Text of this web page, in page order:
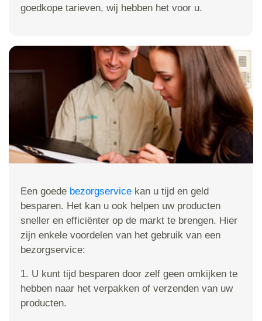
goedkope tarieven, wij hebben het voor u.
Een goede bezorgservice kan u tijd en geld
besparen. Het kan u ook helpen uw producten
sneller en efficiënter op de markt te brengen. Hier
zijn enkele voordelen van het gebruik van een
bezorgservice:
1. U kunt tijd besparen door zelf geen omkijken te
hebben naar het verpakken of verzenden van uw
producten.